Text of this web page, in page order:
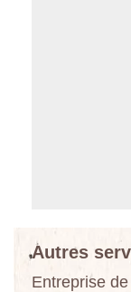
Autres
Entreprise